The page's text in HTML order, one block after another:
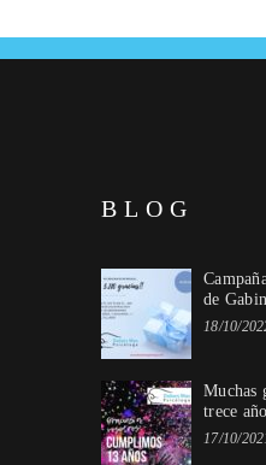
BLOG
de
18/10/
Muchas
trece
17/10/